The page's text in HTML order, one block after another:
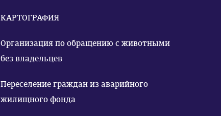
КАРТОГРАФИЯ
Организация по обращению с животными
без владельцев
Переселение граждан из аварийного
жилищного фонда